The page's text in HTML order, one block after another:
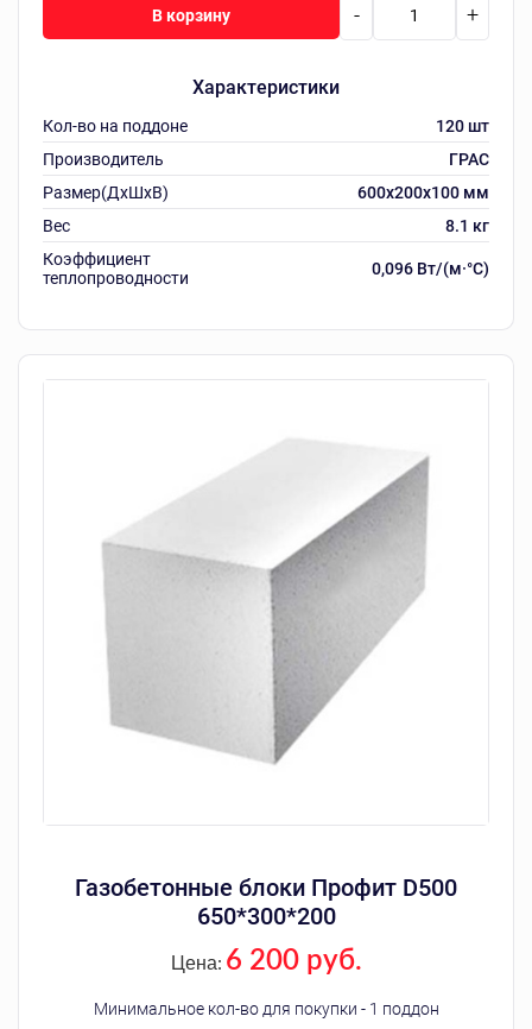
Характеристики
Кол-во на поддоне
120 шт
Производитель
ГРАС
Размер(ДхШхВ)
600х200х100 мм
Вес
8.1 кг
Коэффициент
теплопроводности
0,096 Вт/(м·°C)
- +
В корзину
Газобетонные блоки Профит D500
650*300*200
Цена: 6 200 руб.
Минимальное кол-во для покупки - 1 поддон